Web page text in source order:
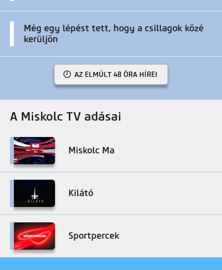
Még egy lépést tett, hogy a csillagok közé
kerüljön
AZ ELMÚLT 48 ÓRA HÍREI
A Miskolc TV adásai
Miskolc Ma
Kilátó
Sportpercek